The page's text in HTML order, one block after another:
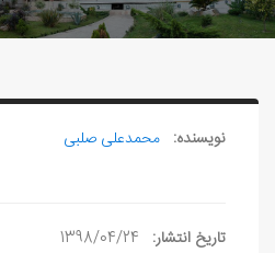
نویسنده: محمدعلی صلبی
تاریخ انتشار: 1398/04/24